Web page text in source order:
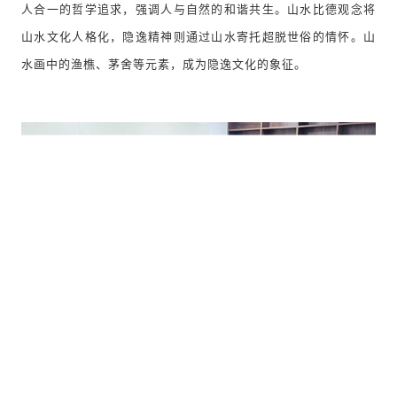
人合一的哲学追求，强调人与自然的和谐共生。山水比德观念将
山水文化人格化，隐逸精神则通过山水寄托超脱世俗的情怀。山
水画中的渔樵、茅舍等元素，成为隐逸文化的象征。